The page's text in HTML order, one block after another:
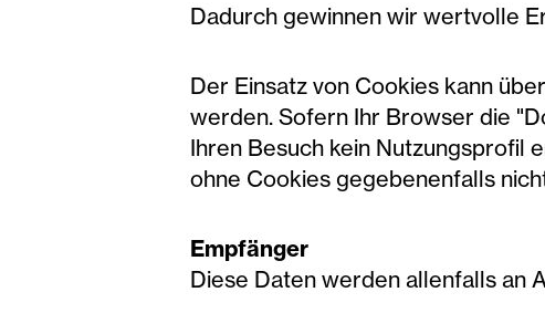
Dadurch gewinnen wir wertvolle
Der Einsatz von Cookies kann
werden. Sofern Ihr Browser die
Ihren Besuch kein Nutzungsprofil
ohne Cookies gegebenenfalls
Empfänger
Diese Daten werden allenfalls an